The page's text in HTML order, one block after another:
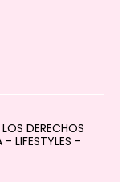
DERECHOS
- LIFESTYLES -